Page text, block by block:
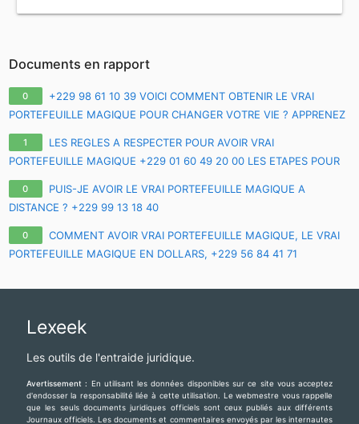
Documents en rapport
0
+229 98 61 10 39 VOICI COMMENT OBTENIR LE VRAI
PORTEFEUILLE MAGIQUE POUR CHANGER VOTRE VIE ? APPRENEZ
TOUS LES SECRETS SUR LE VRAI PORTE-FEUILLE MAGIQUE EN
FRANCE EURO
1
LES REGLES A RESPECTER POUR AVOIR VRAI
PORTEFEUILLE MAGIQUE +229 01 60 49 20 00 LES ETAPES POUR
AVOIR LE VRAI PORTEFEUILLE MAGIQUE A DISTANCE
0
PUIS-JE AVOIR LE VRAI PORTEFEUILLE MAGIQUE A
DISTANCE ? +229 99 13 18 40
0
COMMENT AVOIR VRAI PORTEFEUILLE MAGIQUE, LE VRAI
PORTEFEUILLE MAGIQUE EN DOLLARS, +229 56 84 41 71
EN FRANCE EUROPE
Lexeek
Les outils de l'entraide juridique.
Avertissement : En utilisant les données disponibles sur ce site vous acceptez
d'endosser la responsabilité liée à cette utilisation. Le webmestre vous rappelle
que les seuls documents juridiques officiels sont ceux publiés aux différents
Journaux officiels. Les documents et commentaires envoyés par les internautes